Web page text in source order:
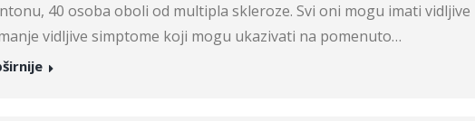
40 osoba oboli od multipla skleroze. Svi oni mogu imati vidljive
vidljive simptome koji mogu ukazivati na pomenuto…